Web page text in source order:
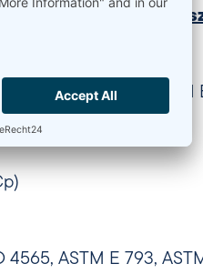
liniowej
termiczna
ASTM E 1545, ASTM
ASTM E 793,